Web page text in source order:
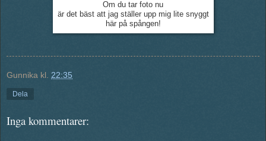
Om du tar foto nu
är det bäst att jag ställer upp mig lite snyggt
här på spången!
Gunnika kl. 22:35
Dela
Inga kommentarer: